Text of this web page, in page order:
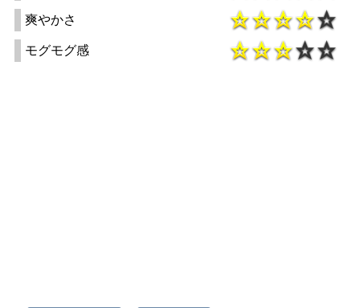
爽やかさ
モグモグ感